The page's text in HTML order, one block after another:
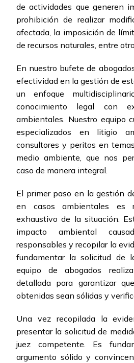
de actividades que generen
prohibición de realizar
afectada, la imposición de
de recursos naturales, entre
En nuestro bufete de
efectividad en la gestión de
un enfoque
conocimiento legal con
ambientales. Nuestro equipo
especializados en litigio
consultores y peritos en
medio ambiente, que nos
caso de manera integral.
El primer paso en la gestión
en casos ambientales es
exhaustivo de la situación.
impacto ambiental
responsables y recopilar la
fundamentar la solicitud de
equipo de abogados
detallada para garantizar
obtenidas sean sólidas y
Una vez recopilada la
presentar la solicitud de
juez competente. Es
argumento sólido y